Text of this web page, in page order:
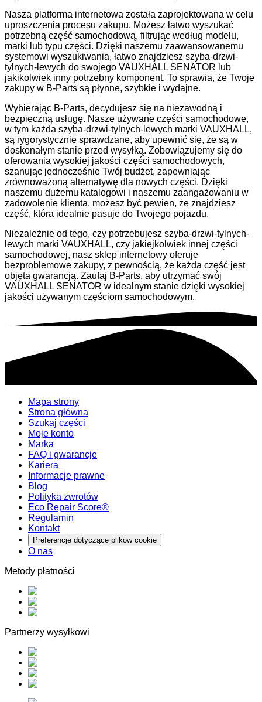
Nasza platforma internetowa została zaprojektowana w celu
uproszczenia procesu zakupu. Możesz łatwo wyszukać
potrzebną część samochodową, filtrując według modelu,
marki lub typu części. Dzięki naszemu zaawansowanemu
systemowi wyszukiwania, łatwo znajdziesz szyba-drzwi-
tylnych-lewych do swojego VAUXHALL SENATOR lub
jakikolwiek inny potrzebny komponent. To sprawia, że Twoje
zakupy w B-Parts są płynne, szybkie i wydajne.
Wybierając B-Parts, decydujesz się na niezawodną i
bezpieczną usługę. Nasze używane części samochodowe,
w tym każda szyba-drzwi-tylnych-lewych marki VAUXHALL,
są rygorystycznie sprawdzane, aby upewnić się, że są w
doskonałym stanie przed wysyłką. Zobowiązujemy się do
oferowania wysokiej jakości części samochodowych,
szanując jednocześnie Twój budżet, zapewniając
zrównoważoną alternatywę dla nowych części. Dzięki
naszemu dużemu katalogowi i naszemu zaangażowaniu w
zadowolenie klienta, możesz być pewien, że znajdziesz
część, która idealnie pasuje do Twojego pojazdu.
Niezależnie od tego, czy potrzebujesz szyba-drzwi-tylnych-
lewych marki VAUXHALL, czy jakiejkolwiek innej części
samochodowej, nasz sklep internetowy oferuje
bezproblemowe zakupy, z pewnością, że każda część jest
objęta gwarancją. Zaufaj B-Parts, aby utrzymać swój
VAUXHALL SENATOR w idealnym stanie dzięki wysokiej
jakości używanym częściom samochodowym.
Mapa strony
Strona główna
Szukaj części
Moje konto
Marka
FAQ i gwarancje
Kariera
Informacje prawne
Blog
Polityka zwrotów
Eco Repair Score®
Regulamin
Kontakt
Preferencje dotyczące plików cookie
O nas
Metody płatności
Partnerzy wysyłkowi